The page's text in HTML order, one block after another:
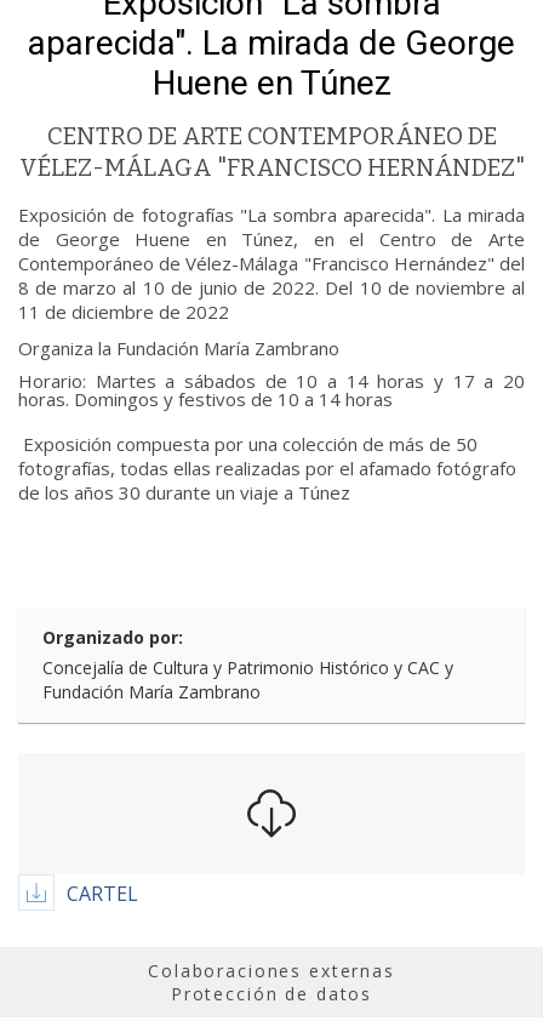
aparecida". La mirada de George
Huene en Túnez
CENTRO DE ARTE CONTEMPORÁNEO DE
VÉLEZ-MÁLAGA "FRANCISCO HERNÁNDEZ"
Exposición de fotografías "La sombra aparecida". La mirada
de George Huene en Túnez, en el Centro de Arte
Contemporáneo de Vélez-Málaga "Francisco Hernández" del
8 de marzo al 10 de junio de 2022. Del 10 de noviembre al
11 de diciembre de 2022
Organiza la Fundación María Zambrano
Horario: Martes a sábados de 10 a 14 horas y 17 a 20
horas. Domingos y festivos de 10 a 14 horas
Exposición compuesta por una colección de más de 50
fotografías, todas ellas realizadas por el afamado fotógrafo
de los años 30 durante un viaje a Túnez
Organizado por:
Concejalía de Cultura y Patrimonio Histórico y CAC y
Fundación María Zambrano
CARTEL
Colaboraciones externas
Protección de datos